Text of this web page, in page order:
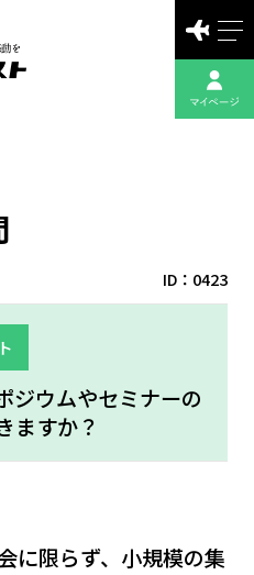
ジウムやセミナーの
ますか？
ID：0423
に限らず、小規模の集